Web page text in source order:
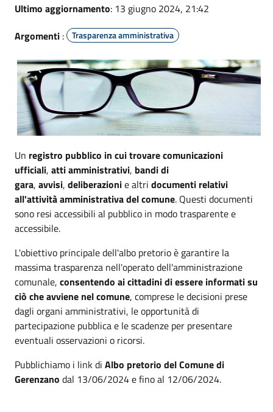
Ultimo aggiornamento: 13 giugno 2024, 21:42
Argomenti : Trasparenza amministrativa
Un registro pubblico in cui trovare comunicazioni
ufficiali, atti amministrativi, bandi di
gara, avvisi, deliberazionie altri documenti relativi
all'attività amministrativa del comune. Questi documenti
sono resi accessibili al pubblico in modo trasparente e
accessibile.
L'obiettivo principale dell'albo pretorio è garantire la
massima trasparenza nell'operato dell'amministrazione
comunale, consentendo ai cittadini di essere informati su
ciò che avviene nel comune, comprese le decisioni prese
dagli organi amministrativi, le opportunità di
partecipazione pubblica e le scadenze per presentare
eventuali osservazioni o ricorsi.
Pubblichiamo i link di Albo pretorio del Comune di
Gerenzano dal 13/06/2024 e fino al 12/06/2024.